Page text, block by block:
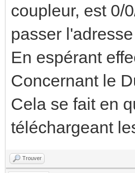
coupleur, est 0/
passer
En espérant
Concernant le
Cela se fait en
téléchargeant
Trouver